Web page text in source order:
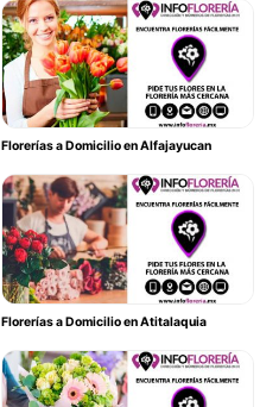
Florerías a Domicilio en Alfajayucan
Florerías a Domicilio en Atitalaquia